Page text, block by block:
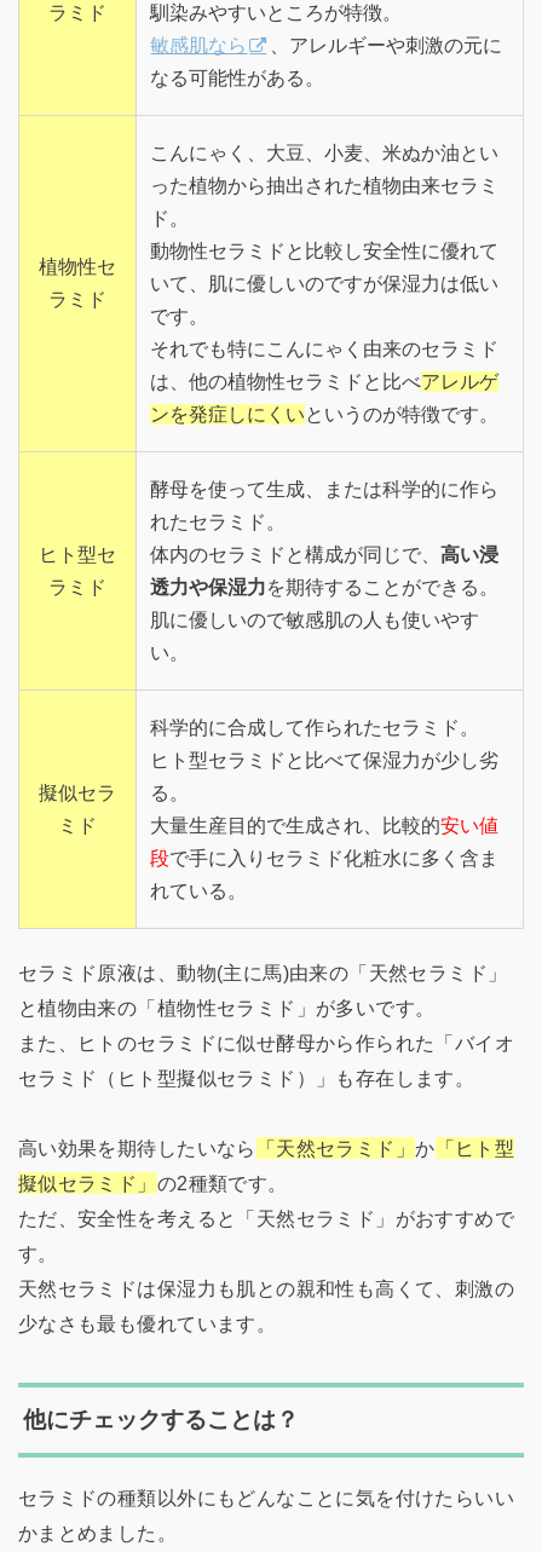
ラミド
馴染みやすいところが特徴。
敏感肌なら
、アレルギーや刺激の元に
なる可能性がある。
植物性セ
ラミド
こんにゃく、大豆、小麦、米ぬか油とい
った植物から抽出された植物由来セラミ
ド。
動物性セラミドと比較し安全性に優れて
いて、肌に優しいのですが保湿力は低い
です。
それでも特にこんにゃく由来のセラミド
は、他の植物性セラミドと比べアレルゲ
ンを発症しにくいというのが特徴です。
ヒト型セ
ラミド
酵母を使って生成、または科学的に作ら
れたセラミド。
体内のセラミドと構成が同じで、高い浸
透力や保湿力を期待することができる。
肌に優しいので敏感肌の人も使いやす
い。
擬似セラ
ミド
科学的に合成して作られたセラミド。
ヒト型セラミドと比べて保湿力が少し劣
る。
大量生産目的で生成され、比較的安い値
段で手に入りセラミド化粧水に多く含ま
れている。
セラミド原液は、動物(主に馬)由来の「天然セラミド」
と植物由来の「植物性セラミド」が多いです。
また、ヒトのセラミドに似せ酵母から作られた「バイオ
セラミド（ヒト型擬似セラミド）」も存在します。
高い効果を期待したいなら 「天然セラミド」か 「ヒト型
擬似セラミド」 の2種類です。
ただ、安全性を考えると「天然セラミド」がおすすめで
す。
天然セラミドは保湿力も肌との親和性も高くて、刺激の
少なさも最も優れています。
他にチェックすることは？
セラミドの種類以外にもどんなことに気を付けたらいい
かまとめました。